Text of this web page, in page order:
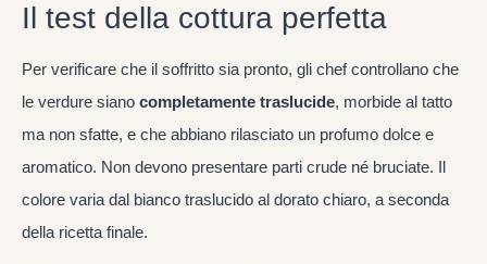
Il test della cottura perfetta
Per verificare che il soffritto sia pronto, gli chef controllano che
le verdure siano completamente traslucide, morbide al tatto
ma non sfatte, e che abbiano rilasciato un profumo dolce e
aromatico. Non devono presentare parti crude né bruciate. Il
colore varia dal bianco traslucido al dorato chiaro, a seconda
della ricetta finale.